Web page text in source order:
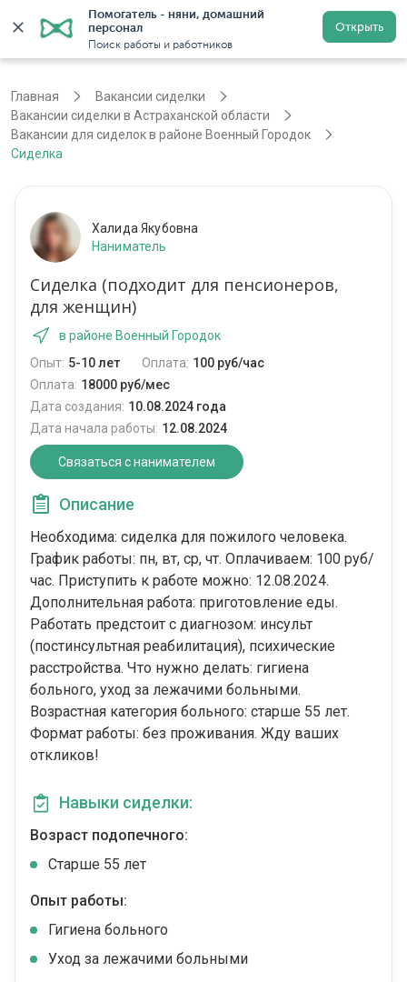
Помогатель - няни, домашний
персонал
Поиск работы и работников
Открыть
Астрахань Регистрация
Главная
Вакансии сиделки
Вакансии сиделки в Астраханской области
Вакансии для сиделок в районе Военный Городок
Сиделка
Халида Якубовна
Наниматель
Сиделка (подходит для пенсионеров,
для женщин)
в районе Военный Городок
Опыт: 5-10 лет Оплата: 100 руб/час
Оплата: 18000 руб/мес
Дата создания: 10.08.2024 года
Дата начала работы: 12.08.2024
Связаться с нанимателем
Описание
Необходима: сиделка для пожилого человека.
График работы: пн, вт, ср, чт. Оплачиваем: 100 руб/
час. Приступить к работе можно: 12.08.2024.
Дополнительная работа: приготовление еды.
Работать предстоит с диагнозом: инсульт
(постинсультная реабилитация), психические
расстройства. Что нужно делать: гигиена
больного, уход за лежачими больными.
Возрастная категория больного: cтарше 55 лет.
Формат работы: без проживания. Жду ваших
откликов!
Навыки сиделки:
Возраст подопечного:
Cтарше 55 лет
Опыт работы:
Гигиена больного
Уход за лежачими больными